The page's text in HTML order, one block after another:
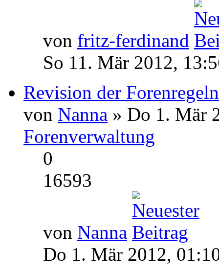
von fritz-ferdinand
So 11. Mär 2012,
Revision der Forenregeln
von Nanna » Do 1. Mär
Forenverwaltung
0
16593
von Nanna
Do 1. Mär 2012,